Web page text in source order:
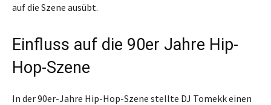
auf die Szene ausübt.
Einfluss auf die 90er Jahre Hip-
Hop-Szene
In der 90er-Jahre Hip-Hop-Szene stellte DJ Tomekk einen